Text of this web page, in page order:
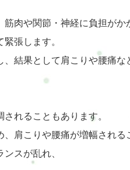
肉や関節・神経に負担がか
張します。
結果として肩こりや腰痛な
れることもあります。
肩こりや腰痛が増幅される
スが乱れ、